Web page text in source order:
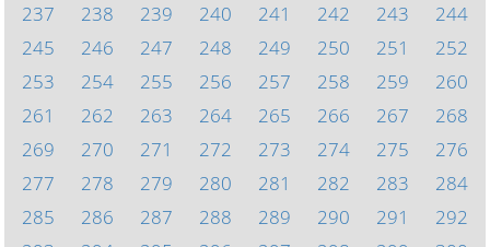
237
238 239 240 241 242 243
244
245
246 247 248 249 250 251
252
253
254 255 256 257 258 259
260
261
262 263 264 265 266 267
268
269
270 271 272 273 274 275
276
277
278 279 280 281 282 283
284
285
286 287 288 289 290 291
292